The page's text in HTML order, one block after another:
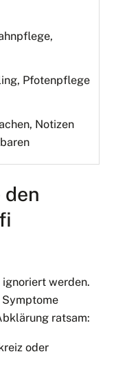
Pfotenpflege
Notizen
werden.
Symptome
ratsam:
oder